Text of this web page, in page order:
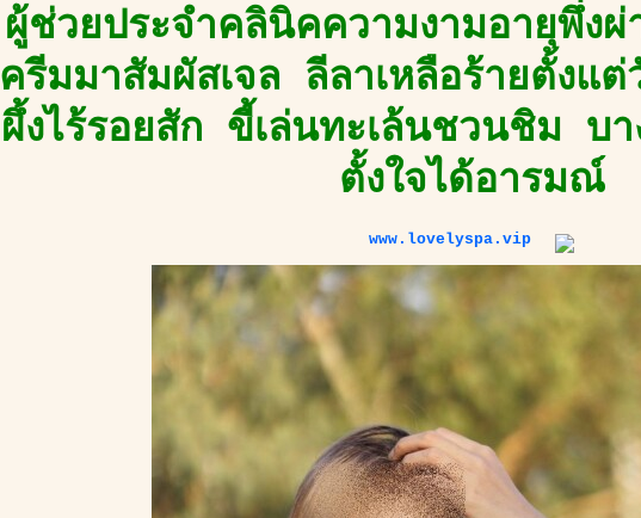
ผู้ช่วยประจำคลินิคความงามอายุพึ่ง
ครีมมาสัมผัสเจล ลีลาเหลือร้ายตั้งแต่
ผึ้งไร้รอยสัก ขี้เล่นทะเล้นชวนชิม บ
ตั้งใจได้อารมณ์
www.lovelyspa.vip